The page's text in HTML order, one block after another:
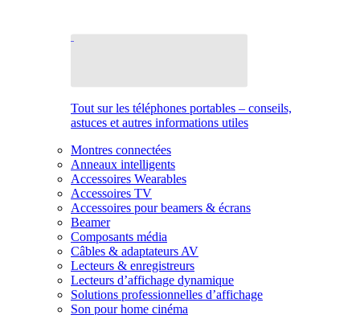
Tout sur les téléphones portables – conseils,
astuces et autres informations utiles
Montres connectées
Anneaux intelligents
Accessoires Wearables
Accessoires TV
Accessoires pour beamers & écrans
Beamer
Composants média
Câbles & adaptateurs AV
Lecteurs & enregistreurs
Lecteurs d’affichage dynamique
Solutions professionnelles d’affichage
Son pour home cinéma